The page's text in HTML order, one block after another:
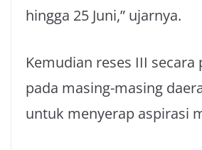
hingga 25 Juni,” ujarnya.
Kemudian reses III secara
pada masing-masing
untuk menyerap aspirasi